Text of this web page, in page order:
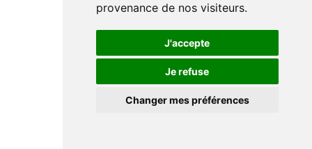
provenance de nos visiteurs.
J'accepte
Je refuse
Changer mes préférences